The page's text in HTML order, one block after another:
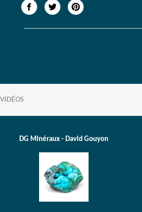
VIDÉOS
DG Minéraux - David Gouyon